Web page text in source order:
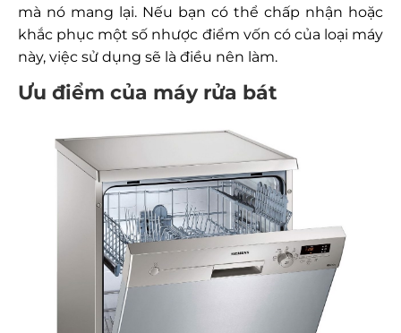
mà nó mang lại. Nếu bạn có thể chấp nhận hoặc
khắc phục một số nhược điểm vốn có của loại máy
này, việc sử dụng sẽ là điều nên làm.
Ưu điểm của máy rửa bát